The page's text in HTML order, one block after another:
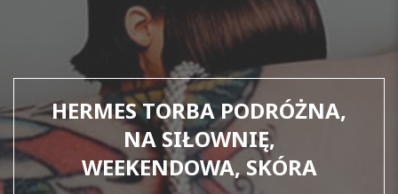
HERMES TORBA PODRÓŻNA,
NA SIŁOWNIĘ,
WEEKENDOWA, SKÓRA